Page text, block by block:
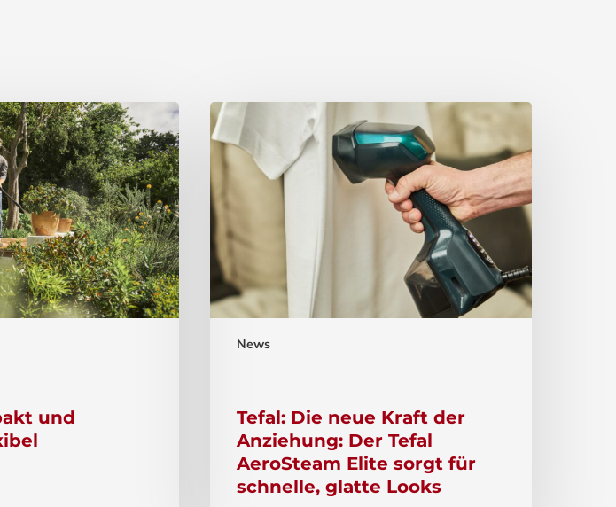
und
News
Tefal: Die neue Kraft der
Anziehung: Der Tefal
AeroSteam Elite sorgt für
schnelle, glatte Looks